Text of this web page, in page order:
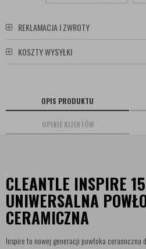
REKLAMACJA I ZWROTY
KOSZTY WYSYŁKI
OPIS PRODUKTU
OPINIE KLIENTÓW
CLEANTLE INSPIRE
UNIWERSALNA
CERAMICZNA
Inspire to nowej generacji powłoka